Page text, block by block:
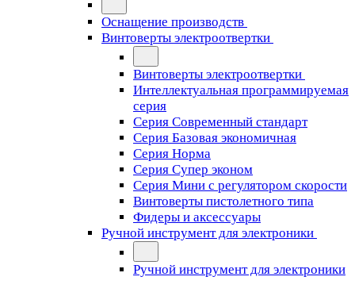
Оснащение производств
Винтоверты электроотвертки
Винтоверты электроотвертки
Интеллектуальная программируемая
серия
Серия Современный стандарт
Серия Базовая экономичная
Серия Норма
Серия Cупер эконом
Серия Мини с регулятором скорости
Винтоверты пистолетного типа
Фидеры и аксессуары
Ручной инструмент для электроники
Ручной инструмент для электроники